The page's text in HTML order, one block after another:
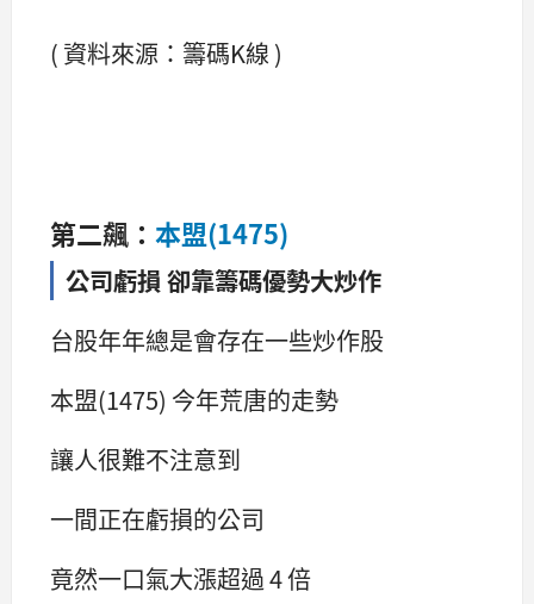
( 資料來源：籌碼K線 )
第二飆： 本盟(1475)
公司虧損 卻靠籌碼優勢大炒作
台股年年總是會存在一些炒作股
本盟(1475) 今年荒唐的走勢
讓人很難不注意到
一間正在虧損的公司
竟然一口氣大漲超過 4 倍